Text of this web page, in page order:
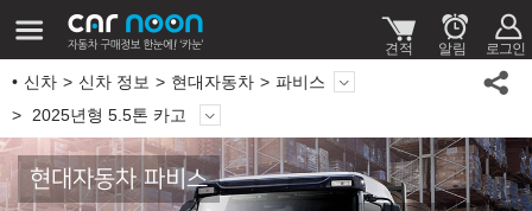
신차 신차 정보 현대자동차
파비스
2025년형 5.5톤 카고
현대자동차 파비스